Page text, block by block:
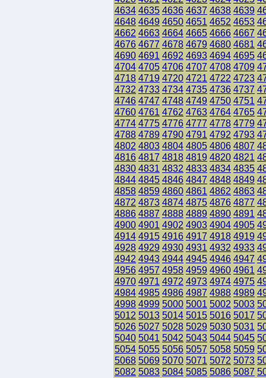
4634 4635 4636 4637 4638 4639
4648 4649 4650 4651 4652 4653
4662 4663 4664 4665 4666 4667
4676 4677 4678 4679 4680 4681
4690 4691 4692 4693 4694 4695
4704 4705 4706 4707 4708 4709
4718 4719 4720 4721 4722 4723
4732 4733 4734 4735 4736 4737
4746 4747 4748 4749 4750 4751
4760 4761 4762 4763 4764 4765
4774 4775 4776 4777 4778 4779
4788 4789 4790 4791 4792 4793
4802 4803 4804 4805 4806 4807
4816 4817 4818 4819 4820 4821
4830 4831 4832 4833 4834 4835
4844 4845 4846 4847 4848 4849
4858 4859 4860 4861 4862 4863
4872 4873 4874 4875 4876 4877
4886 4887 4888 4889 4890 4891
4900 4901 4902 4903 4904 4905
4914 4915 4916 4917 4918 4919
4928 4929 4930 4931 4932 4933
4942 4943 4944 4945 4946 4947
4956 4957 4958 4959 4960 4961
4970 4971 4972 4973 4974 4975
4984 4985 4986 4987 4988 4989
4998 4999 5000 5001 5002 5003
5012 5013 5014 5015 5016 5017
5026 5027 5028 5029 5030 5031
5040 5041 5042 5043 5044 5045
5054 5055 5056 5057 5058 5059
5068 5069 5070 5071 5072 5073
5082 5083 5084 5085 5086 5087